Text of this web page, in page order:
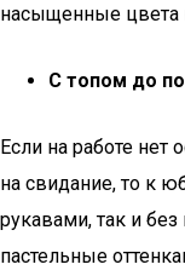
насыщенные цвета
С топом до
Если на работе нет
на свидание, то к
рукавами, так и
пастельные